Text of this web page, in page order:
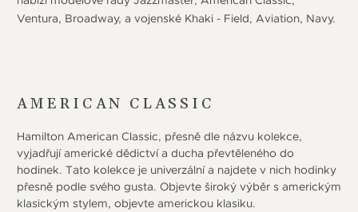
Ventura, Broadway, a vojenské Khaki - Field, Aviation, Navy.
AMERICAN CLASSIC
Hamilton American Classic, přesně dle názvu kolekce,
vyjadřují americké dědictví a ducha převtěleného do
hodinek. Tato kolekce je univerzální a najdete v nich hodinky
přesně podle svého gusta. Objevte široký výběr s americkým
klasickým stylem, objevte americkou klasiku.